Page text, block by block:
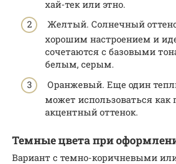
хай-тек или этно.
Желтый. Солнечный
хорошим настроением и
сочетаются с базовыми
белым, серым.
Оранжевый. Еще один
может использоваться как
акцентный оттенок.
Темные цвета при
Вариант с темно-коричневыми